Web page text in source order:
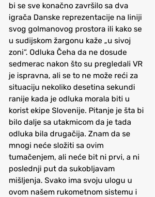
bi se sve konačno završilo sa dva
igrača Danske reprezentacije na liniji
svog golmanovog prostora ili kako se
u sudijskom žargonu kaže „u sivoj
zoni“. Odluka Čeha da ne dosude
sedmerac nakon što su pregledali VR
je ispravna, ali se to ne može reći za
situaciju nekoliko desetina sekundi
ranije kada je odluka morala biti u
korist ekipe Slovenije. Pitanje je šta bi
bilo dalje sa utakmicom da je tada
odluka bila drugačija. Znam da se
mnogi neće složiti sa ovim
tumačenjem, ali neće bit ni prvi, a ni
poslednji put da sukobljavam
mišljenja. Svako ima svoju ulogu u
ovom našem rukometnom sistemu i